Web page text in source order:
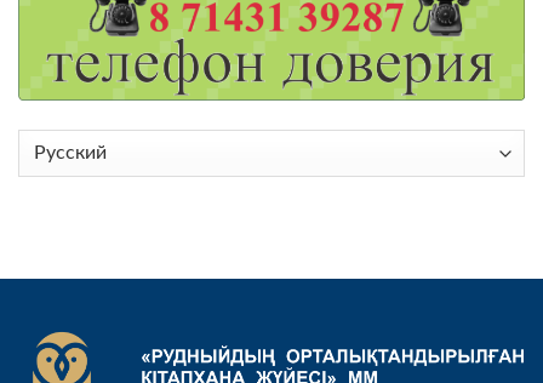
Выбрать